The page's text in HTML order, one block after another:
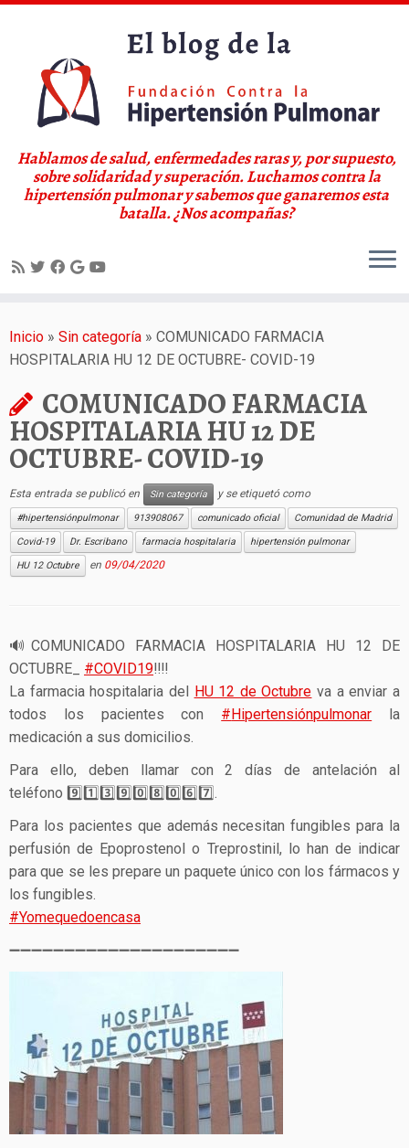
contenido
Hablamos de salud, enfermedades raras y, por supuesto,
sobre solidaridad y superación. Luchamos contra la
hipertensión pulmonar y sabemos que ganaremos esta
batalla. ¿Nos acompañas?
Inicio » Sin categoría » COMUNICADO FARMACIA
HOSPITALARIA HU 12 DE OCTUBRE- COVID-19
COMUNICADO FARMACIA
HOSPITALARIA HU 12 DE
OCTUBRE- COVID-19
Esta entrada se publicó en Sin categoría y se etiquetó como
#hipertensiónpulmonar 913908067 comunicado oficial
Comunidad de Madrid
Covid-19
Dr. Escribano farmacia hospitalaria
hipertensión pulmonar
HU 12 Octubre
en 09/04/2020
🔊 COMUNICADO FARMACIA HOSPITALARIA HU 12 DE
OCTUBRE_ #COVID19‼️‼️
La farmacia hospitalaria del
HU 12 de Octubre va a enviar a
todos los pacientes con # Hipertensiónpulmonar la
medicación a sus domicilios.
Para ello, deben llamar con 2 días de antelación al
teléfono 9️⃣ 1️⃣ 3️⃣ 9️⃣ 0️⃣ 8️⃣ 0️⃣ 6️⃣ 7️⃣.
Para los pacientes que además necesitan fungibles para la
perfusión de Epoprostenol o Treprostinil, lo han de indicar
para que se les prepare un paquete único con los fármacos y
los fungibles.
#Yomequedoencasa
➖➖➖➖➖➖➖➖➖➖➖➖➖➖➖➖➖➖➖➖➖